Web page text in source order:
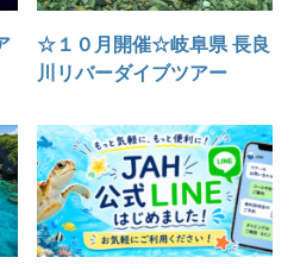
☆１０月開催☆岐阜県 長良
川リバーダイブツアー